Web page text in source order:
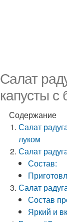
Салат
капусты с
Содержание
Салат
луком
Салат
Состав:
Салат
Состав
Яркий и